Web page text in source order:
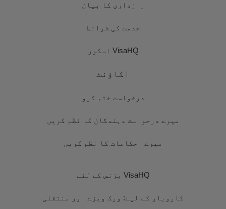
رازداری کا بیان
خدمت کی شرائط
VisaHQ اسکور
اکاؤنٹ
درخواست ختم کرو
میرے درخواست دہندگان کا نظم کریں
میرے احکامات کا نظم کریں
VisaHQ بزنس کے لئے
کاروبار کے لیے: ورک ویزے اور منتقلی